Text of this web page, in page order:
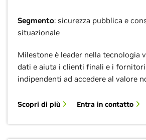
Segmento: sicurezza pubblica e
situazionale
Milestone è leader nella tecnologia
dati e aiuta i clienti finali e i
indipendenti ad accedere al valore
Scopri di più Entra in contatto